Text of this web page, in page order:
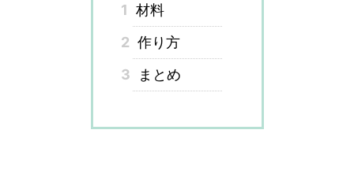
1 材料
2 作り方
3
まとめ